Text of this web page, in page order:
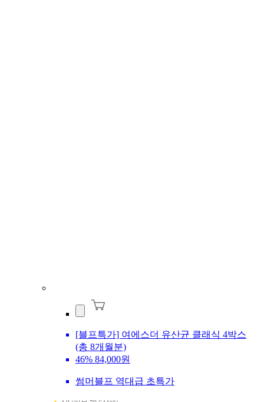
[블프특가] 여에스더 유산균 클래식 4박스
(총 8개월분)
46% 84,000원
썸머블프 역대급 초특가